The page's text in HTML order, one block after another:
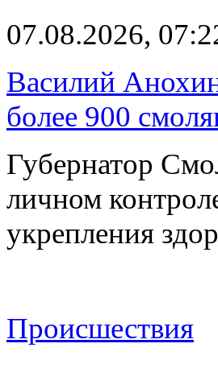
07.08.2026,
Василий
более 900
Губернатор
личном
укрепления
Происшествия